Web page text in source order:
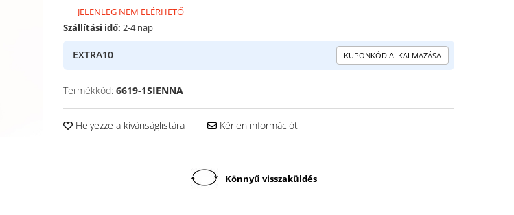
JELENLEG NEM ELÉRHETŐ
Szállítási idő: 2-4 nap
EXTRA10 KUPONKÓD ALKALMAZÁSA
Termékkód: 6619-1SIENNA
Helyezze a kívánságlistára Kérjen információt
Könnyű visszaküldés